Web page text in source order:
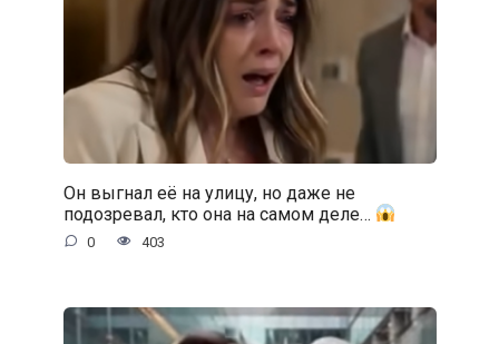
Он выгнал её на улицу, но даже не
подозревал, кто она на самом деле…
0 403